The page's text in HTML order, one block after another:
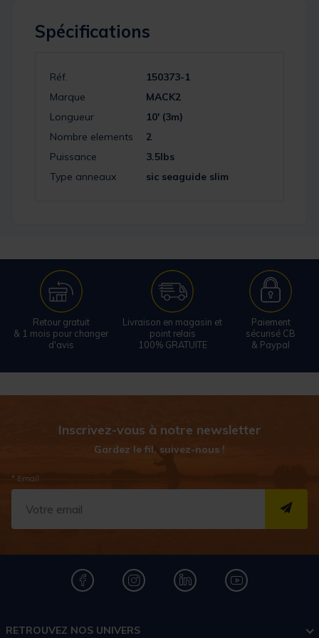
Spécifications
Réf.
150373-1
Marque
MACK2
Longueur
10' (3m)
Nombre elements
2
Puissance
3.5lbs
Type anneaux
sic seaguide slim
Retour gratuit
& 1 mois pour changer
d'avis
Livraison en magasin et
point relais
100% GRATUITE
Paiement
sécurisé CB
& Paypal
Inscrivez-vous à notre newsletter
Gardez le fil, suivez-nous !
* Email
RETROUVEZ NOS UNIVERS